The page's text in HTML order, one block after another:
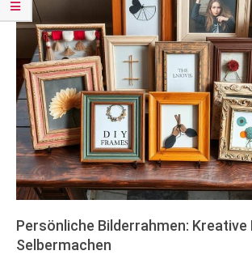
Persönliche Bilderrahmen: Kreative
Selbermachen